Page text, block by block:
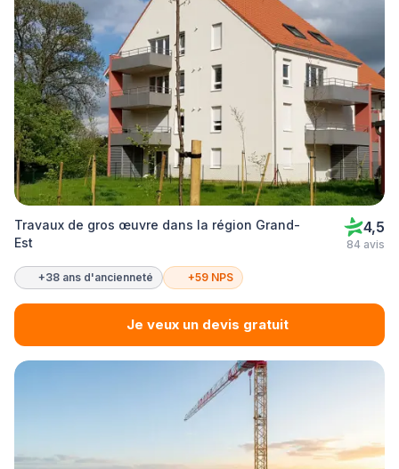
Travaux de gros œuvre dans la région Grand-
Est
4,5
84 avis
+38 ans d'ancienneté +59 NPS
Je veux un devis gratuit